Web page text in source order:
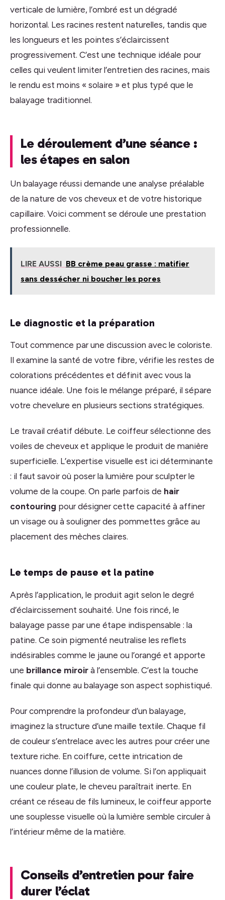
verticale de lumière, l’ombré est un dégradé
horizontal. Les racines restent naturelles, tandis que
les longueurs et les pointes s’éclaircissent
progressivement. C’est une technique idéale pour
celles qui veulent limiter l’entretien des racines, mais
le rendu est moins « solaire » et plus typé que le
balayage traditionnel.
Le déroulement d’une séance :
les étapes en salon
Un balayage réussi demande une analyse préalable
de la nature de vos cheveux et de votre historique
capillaire. Voici comment se déroule une prestation
professionnelle.
LIRE AUSSI BB crème peau grasse : matifier
sans dessécher ni boucher les pores
Le diagnostic et la préparation
Tout commence par une discussion avec le coloriste.
Il examine la santé de votre fibre, vérifie les restes de
colorations précédentes et définit avec vous la
nuance idéale. Une fois le mélange préparé, il sépare
votre chevelure en plusieurs sections stratégiques.
Le travail créatif débute. Le coiffeur sélectionne des
voiles de cheveux et applique le produit de manière
superficielle. L’expertise visuelle est ici déterminante
: il faut savoir où poser la lumière pour sculpter le
volume de la coupe. On parle parfois de hair
contouring pour désigner cette capacité à affiner
un visage ou à souligner des pommettes grâce au
placement des mèches claires.
Le temps de pause et la patine
Après l’application, le produit agit selon le degré
d’éclaircissement souhaité. Une fois rincé, le
balayage passe par une étape indispensable : la
patine. Ce soin pigmenté neutralise les reflets
indésirables comme le jaune ou l’orangé et apporte
une brillance miroir à l’ensemble. C’est la touche
finale qui donne au balayage son aspect sophistiqué.
Pour comprendre la profondeur d’un balayage,
imaginez la structure d’une maille textile. Chaque fil
de couleur s’entrelace avec les autres pour créer une
texture riche. En coiffure, cette intrication de
nuances donne l’illusion de volume. Si l’on appliquait
une couleur plate, le cheveu paraîtrait inerte. En
créant ce réseau de fils lumineux, le coiffeur apporte
une souplesse visuelle où la lumière semble circuler à
l’intérieur même de la matière.
Conseils d’entretien pour faire
durer l’éclat